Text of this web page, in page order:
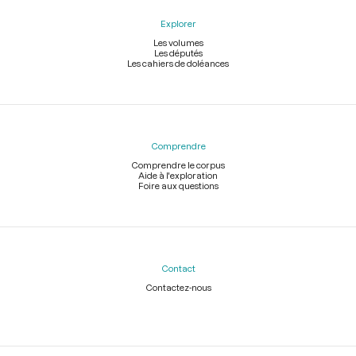
Explorer
Les volumes
Les députés
Les cahiers de doléances
Comprendre
Comprendre le corpus
Aide à l'exploration
Foire aux questions
Contact
Contactez-nous
Légal